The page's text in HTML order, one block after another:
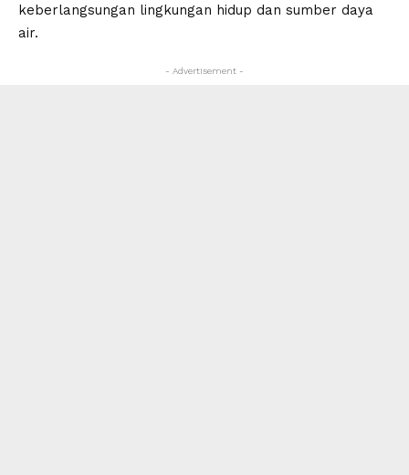
keberlangsungan lingkungan hidup dan sumber daya
air.
- Advertisement -